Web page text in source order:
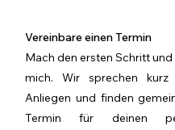
Vereinbare einen Termin
Mach den ersten Schritt
mich. Wir sprechen
Anliegen und finden
Termin für deinen